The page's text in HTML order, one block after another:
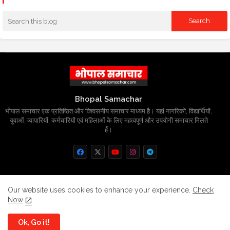
Bhopal Samachar
भोपाल समाचार एक प्रतिष्ठित और विश्वसनीय समाचार माध्यम है। यहां नागरिकों, विद्यार्थियों,
युवाओं, व्यापारियों, कर्मचारियों एवं महिलाओं के लिए महत्वपूर्ण और उपयोगी समाचार मिलते
हैं।
All Right Reserved Copyright
Home About Contact us
Privacy Policy
Our website uses cookies to enhance your experience. Check
Now
Ok, Go it!